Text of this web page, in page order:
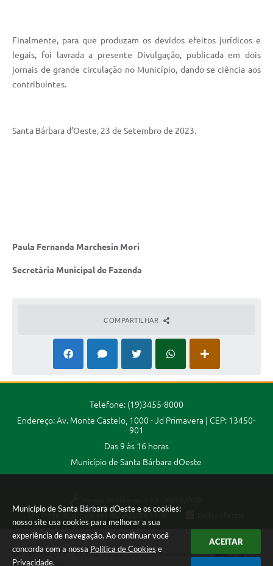
Município de Santa Bárbara dOeste e os cookies:
nosso site usa cookies para melhorar a sua
experiência de navegação. Ao continuar você
concorda com a nossa Política de Cookies e
Privacidade.
ACEITAR
Finalmente, para que produzam os devidos efeitos jurídicos e
legais, foi lavrada a presente Divulgação, publicada em dois
jornais de grande circulação no Município, dando-se ciência aos
contribuintes.
Santa Bárbara d’Oeste, 23 de Setembro de 2023.
Paula Fernanda Marchesin Mori
Secretária Municipal de Fazenda
COMPARTILHAR
Telefone: (19)3455-8000
Endereço: Av. Monte Castelo, 1000 - Jd Primavera | CEP: 13450-
901
Das 9 às 16 horas
Município de Santa Bárbara dOeste
Copyright Instar - 2006-2026. Todos os direitos reservados -